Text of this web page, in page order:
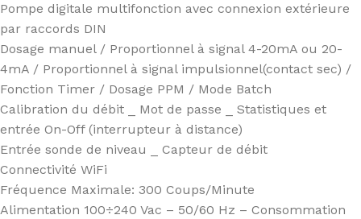
Pompe digitale multifonction avec connexion extérieure
par raccords DIN
Dosage manuel / Proportionnel à signal 4-20mA ou 20-
4mA / Proportionnel à signal impulsionnel(contact sec) /
Fonction Timer / Dosage PPM / Mode Batch
Calibration du débit _ Mot de passe _ Statistiques et
entrée On-Off (interrupteur à distance)
Entrée sonde de niveau _ Capteur de débit
Connectivité WiFi
Fréquence Maximale: 300 Coups/Minute
Alimentation 100÷240 Vac – 50/60 Hz – Consommation